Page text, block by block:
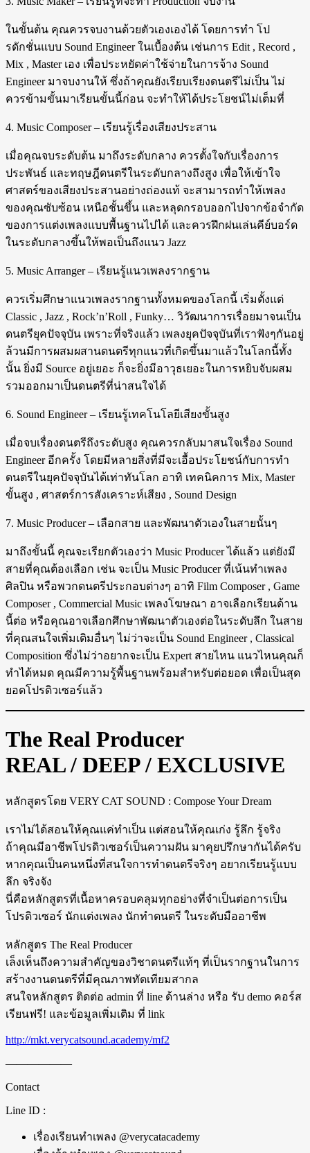
ในขั้นต้น คุณควรจบงานด้วยตัวเองเองได้ โดยการทำ โป
รดักชั่นแบบ Sound Engineer ในเบื้องต้น เช่นการ Edit , Record ,
Mix , Master เอง เพื่อประหยัดค่าใช้จ่ายในการจ้าง Sound
Engineer มาจบงานให้ ซึ่งถ้าคุณยังเรียบเรียงดนตรีไม่เป็น ไม่
ควรข้ามขั้นมาเรียนขั้นนี้ก่อน จะทำให้ได้ประโยชน์ไม่เต็มที่
4. Music Composer – เรียนรู้เรื่องเสียงประสาน
เมื่อคุณจบระดับต้น มาถึงระดับกลาง ควรตั้งใจกับเรื่องการ
ประพันธ์ และทฤษฎีดนตรีในระดับกลางถึงสูง เพื่อให้เข้าใจ
ศาสตร์ของเสียงประสานอย่างถ่องแท้ จะสามารถทำให้เพลง
ของคุณซับซ้อน เหนือชั้นขึ้น และหลุดกรอบออกไปจากข้อจำกัด
ของการแต่งเพลงแบบพื้นฐานไปได้ และควรฝึกฝนเล่นคีย์บอร์ด
ในระดับกลางขึ้นให้พอเป็นถึงแนว Jazz
5. Music Arranger – เรียนรู้แนวเพลงรากฐาน
ควรเริ่มศึกษาแนวเพลงรากฐานทั้งหมดของโลกนี้ เริ่มตั้งแต่
Classic , Jazz , Rock’n’Roll , Funky… วิวัฒนาการเรื่อยมาจนเป็น
ดนตรียุคปัจจุบัน เพราะที่จริงแล้ว เพลงยุคปัจจุบันที่เราฟังๆกันอยู่
ล้วนมีการผสมผสานดนตรีทุกแนวที่เกิดขึ้นมาแล้วในโลกนี้ทั้ง
นั้น ยิ่งมี Source อยู่เยอะ ก็จะยิ่งมีอาวุธเยอะในการหยิบจับผสม
รวมออกมาเป็นดนตรีที่น่าสนใจได้
6. Sound Engineer – เรียนรู้เทคโนโลยีเสียงขั้นสูง
เมื่อจบเรื่องดนตรีถึงระดับสูง คุณควรกลับมาสนใจเรื่อง Sound
Engineer อีกครั้ง โดยมีหลายสิ่งที่มีจะเอื้อประโยชน์กับการทำ
ดนตรีในยุคปัจจุบันได้เท่าทันโลก อาทิ เทคนิคการ Mix, Master
ขั้นสูง , ศาสตร์การสังเคราะห์เสียง , Sound Design
7. Music Producer – เลือกสาย และพัฒนาตัวเองในสายนั้นๆ
มาถึงขั้นนี้ คุณจะเรียกตัวเองว่า Music Producer ได้แล้ว แต่ยังมี
สายที่คุณต้องเลือก เช่น จะเป็น Music Producer ที่เน้นทำเพลง
ศิลปิน หรือพวกดนตรีประกอบต่างๆ อาทิ Film Composer , Game
Composer , Commercial Music เพลงโฆษณา อาจเลือกเรียนด้าน
นี้ต่อ หรือคุณอาจเลือกศึกษาพัฒนาตัวเองต่อในระดับลึก ในสาย
ที่คุณสนใจเพิ่มเติมอื่นๆ ไม่ว่าจะเป็น Sound Engineer , Classical
Composition ซึ่งไม่ว่าอยากจะเป็น Expert สายไหน แนวไหนคุณก็
ทำได้หมด คุณมีความรู้พื้นฐานพร้อมสำหรับต่อยอด เพื่อเป็นสุด
ยอดโปรดิวเซอร์แล้ว
The Real Producer
REAL / DEEP / EXCLUSIVE
หลักสูตรโดย VERY CAT SOUND : Compose Your Dream
เราไม่ได้สอนให้คุณแค่ทำเป็น แต่สอนให้คุณเก่ง รู้ลึก รู้จริง
ถ้าคุณมีอาชีพโปรดิวเซอร์เป็นความฝัน มาคุยปรึกษากันได้ครับ
หากคุณเป็นคนหนึ่งที่สนใจการทำดนตรีจริงๆ อยากเรียนรู้แบบ
ลึก จริงจัง
นี่คือหลักสูตรที่เนื้อหาครอบคลุมทุกอย่างที่จำเป็นต่อการเป็น
โปรดิวเซอร์ นักแต่งเพลง นักทำดนตรี ในระดับมืออาชีพ
หลักสูตร The Real Producer
เล็งเห็นถึงความสำคัญของวิชาดนตรีแท้ๆ ที่เป็นรากฐานในการ
สร้างงานดนตรีที่มีคุณภาพทัดเทียมสากล
สนใจหลักสูตร ติดต่อ admin ที่ line ด้านล่าง หรือ รับ demo คอร์ส
เรียนฟรี! และข้อมูลเพิ่มเติม ที่ link
http://mkt.verycatsound.academy/mf2
——————
Contact
Line ID :
เรื่องเรียนทำเพลง @verycatacademy